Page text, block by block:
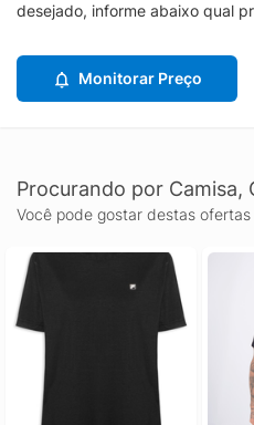
desejado, informe abaixo qual
Monitorar Preço
Procurando por Camisa,
Você pode gostar destas